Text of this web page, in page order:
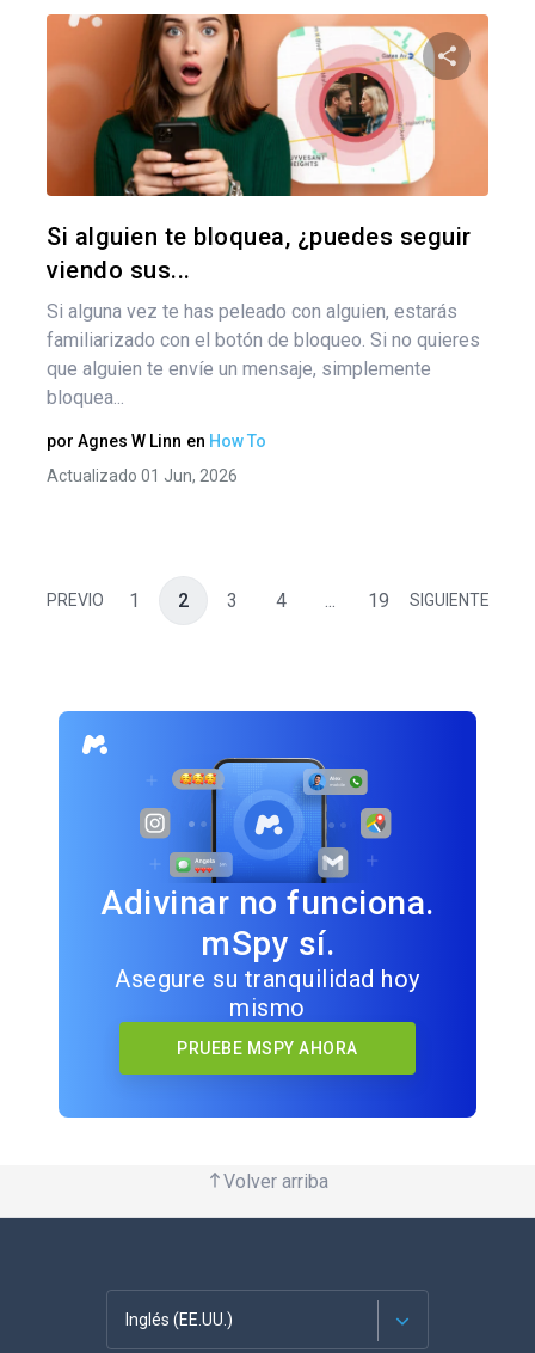
Si alguien te bloquea, ¿puedes seguir
viendo sus...
Si alguna vez te has peleado con alguien, estarás
familiarizado con el botón de bloqueo. Si no quieres
que alguien te envíe un mensaje, simplemente
bloquea...
por Agnes W Linn en How To
Actualizado 01 Jun, 2026
PREVIO 1 2 3 4 ... 19 SIGUIENTE
Adivinar no funciona.
mSpy sí.
Asegure su tranquilidad hoy
mismo
PRUEBE MSPY AHORA
Volver arriba
Inglés (EE.UU.)